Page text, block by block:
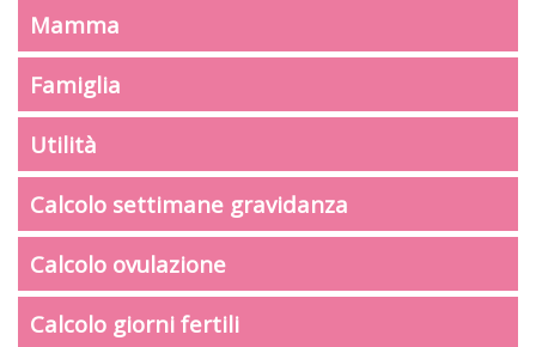
Mamma
Famiglia
Utilità
Calcolo settimane gravidanza
Calcolo ovulazione
Calcolo giorni fertili